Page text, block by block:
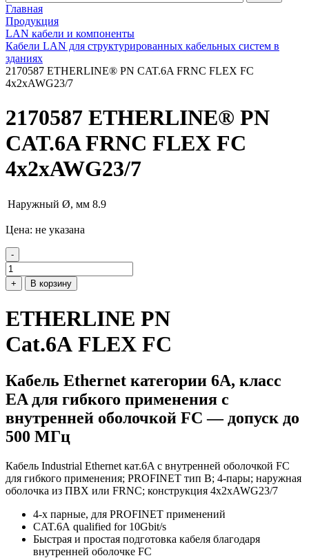
Главная
Продукция
LAN кабели и компоненты
Кабели LAN для структурированных кабельных систем в
зданиях
2170587 ETHERLINE® PN CAT.6A FRNC FLEX FC
4x2xAWG23/7
2170587 ETHERLINE® PN
CAT.6A FRNC FLEX FC
4x2xAWG23/7
Наружный Ø, мм 8.9
Цена: не указана
-
+ В корзину
ETHERLINE PN
Cat.6A FLEX FC
Кабель Ethernet категории 6A, класс
EA для гибкого применения с
внутренней оболочкой FC — допуск до
500 МГц
Кабель Industrial Ethernet кат.6A с внутренней оболочкой FC
для гибкого применения; PROFINET тип B; 4-пары; наружная
оболочка из ПВХ или FRNC; конструкция 4x2xAWG23/7
4-х парные, для PROFINET применений
CAT.6A qualified for 10Gbit/s
Быстрая и простая подготовка кабеля благодаря
внутренней оболочке FC